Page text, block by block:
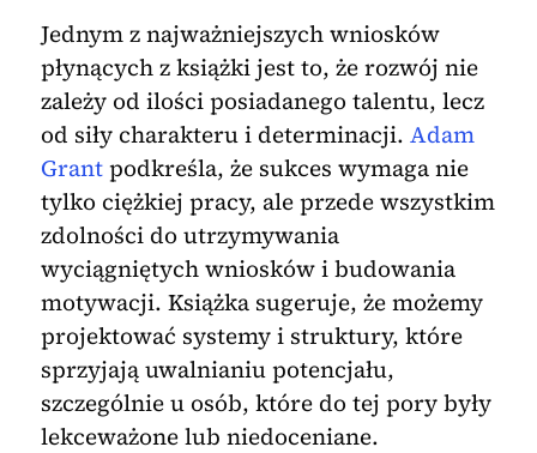
Jednym z najważniejszych wniosków
płynących z książki jest to, że rozwój nie
zależy od ilości posiadanego talentu, lecz
od siły charakteru i determinacji. Adam
Grantpodkreśla, że sukces wymaga nie
tylko ciężkiej pracy, ale przede wszystkim
zdolności do utrzymywania
wyciągniętych wniosków i budowania
motywacji. Książka sugeruje, że możemy
projektować systemy i struktury, które
sprzyjają uwalnianiu potencjału,
szczególnie u osób, które do tej pory były
lekceważone lub niedoceniane.